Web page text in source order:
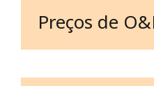
Preços de